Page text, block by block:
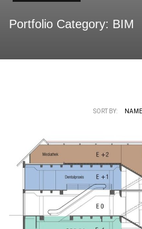
Portfolio Category: BIM
SORT BY: NAME